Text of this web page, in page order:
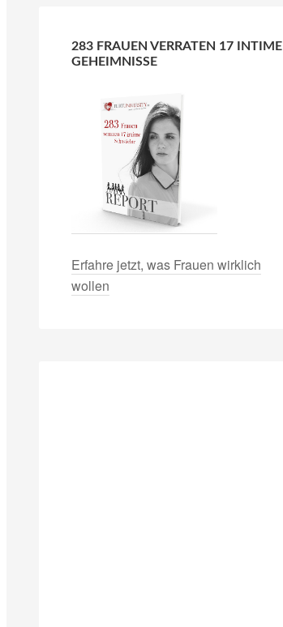
283 FRAUEN VERRATEN 17 INTIME
GEHEIMNISSE
Erfahre jetzt, was Frauen wirklich
wollen